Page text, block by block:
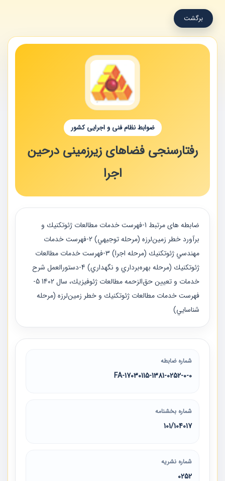
برگشت
ضوابط نظام فنی و اجرایی کشور
رفتارسنجی فضاهای زیرزمینی درحین
اجرا
ضابطه های مرتبط 1-فهرست خدمات مطالعات ژئوتكنيك و
برآورد خطر زمين‌لرزه (مرحله توجيهي) 2-فهرست خدمات
مهندسي ژئوتكنيك (مرحله اجرا) 3-فهرست خدمات مطالعات
ژئوتكنيك (مرحله بهره‌برداري و نگهداري) 4-دستورالعمل شرح
خدمات و تعيين حق‌الزحمه مطالعات ژئوفيزيك، سال 1402 5-
فهرست خدمات مطالعات ژئوتكنيك و خطر زمين‌لرزه (مرحله
شناسايي)
شماره ضابطه
17030115-1381-0252-0-0-FA
شماره بخشنامه
101/104017
شماره نشریه
0252